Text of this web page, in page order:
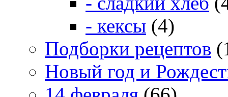
- кексы (4)
Подборки рецептов
Новый год и